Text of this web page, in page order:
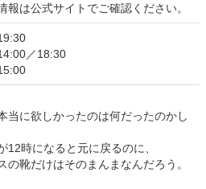
報は公式サイトでご確認ください。
／18:30
当に欲しかったのは何だったのかし
12時になると元に戻るのに、
の靴だけはそのまんまなんだろう。